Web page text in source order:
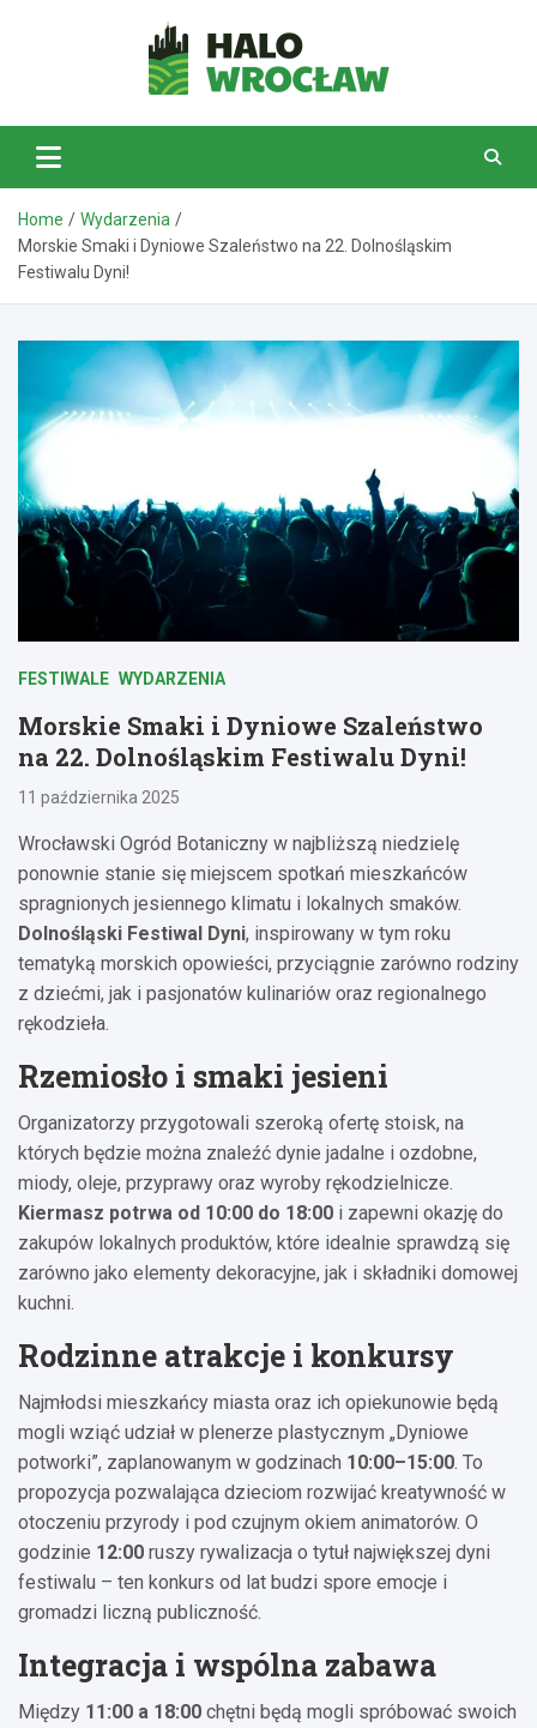
HaloWrocław.pl
Home
Wydarzenia
Morskie Smaki i Dyniowe Szaleństwo na 22. Dolnośląskim
Festiwalu Dyni!
FESTIWALE WYDARZENIA
Morskie Smaki i Dyniowe Szaleństwo
na 22. Dolnośląskim Festiwalu Dyni!
11 października 2025
Wrocławski Ogród Botaniczny w najbliższą niedzielę
ponownie stanie się miejscem spotkań mieszkańców
spragnionych jesiennego klimatu i lokalnych smaków.
Dolnośląski Festiwal Dyni, inspirowany w tym roku
tematyką morskich opowieści, przyciągnie zarówno rodziny
z dziećmi, jak i pasjonatów kulinariów oraz regionalnego
rękodzieła.
Rzemiosło i smaki jesieni
Organizatorzy przygotowali szeroką ofertę stoisk, na
których będzie można znaleźć dynie jadalne i ozdobne,
miody, oleje, przyprawy oraz wyroby rękodzielnicze.
Kiermasz potrwa od 10:00 do 18:00 i zapewni okazję do
zakupów lokalnych produktów, które idealnie sprawdzą się
zarówno jako elementy dekoracyjne, jak i składniki domowej
kuchni.
Rodzinne atrakcje i konkursy
Najmłodsi mieszkańcy miasta oraz ich opiekunowie będą
mogli wziąć udział w plenerze plastycznym „Dyniowe
potworki”, zaplanowanym w godzinach 10:00–15:00. To
propozycja pozwalająca dzieciom rozwijać kreatywność w
otoczeniu przyrody i pod czujnym okiem animatorów. O
godzinie 12:00 ruszy rywalizacja o tytuł największej dyni
festiwalu – ten konkurs od lat budzi spore emocje i
gromadzi liczną publiczność.
Integracja i wspólna zabawa
Między 11:00 a 18:00 chętni będą mogli spróbować swoich